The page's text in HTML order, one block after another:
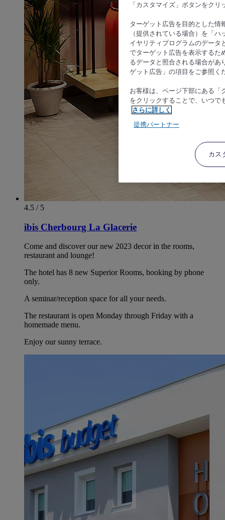
4.5 / 5
ibis Cherbourg La Glacerie
Come and discover our new 2023 decor in the rooms,
restaurant and lounge!
The hotel has 8 new Superior Rooms, booking by phone
only.
A seminar/reception space for all your needs.
The restaurant is open Monday through Friday with a
homemade menu.
Enjoy our sunny terrace.
「カスタマイズ」ボタンをク
ターゲット広告を目的とした情
（提供されている場合）を「
イヤリティプログラムのデータ
でターゲット広告を表示するた
るデータと照合される場合があ
ゲット広告」の項目をご参照く
お客様は、ページ下部にある「
をクリックすることで、いつで
さらに詳しく
提携パートナー
カス